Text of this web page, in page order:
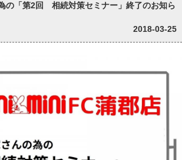
の「第2回 相続対策セミナー」終了のお知ら
2018-03-25